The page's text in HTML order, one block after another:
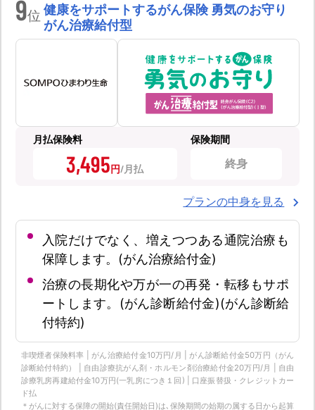
9位 健康をサポートするがん保険 勇気のお守り
がん治療給付型
月払保険料
3,495 円
保険期間
終身
プランの中身を見る
入院だけでなく、増えつつある通院治療も
保障します。(がん治療給付金)
治療の長期化や万が一の再発・転移もサポ
ートします。(がん診断給付金)(がん診断給
付特約)
非喫煙者保険料率 | がん治療給付金10万円/月 | がん診断給付金50万円（がん
診断給付特約） | 自由診療抗がん剤・ホルモン剤治療給付金20万円/月 | 自由
診療乳房再建給付金10万円(一乳房につき１回) | 口座振替扱・クレジットカー
ド払
＊がんに対する保障の開始(責任開始日)は､保険期間の始期の属する日から起算